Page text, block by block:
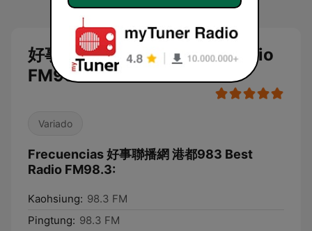
好事聯播網 港都983 Best Radio
FM98.3
Variado
Frecuencias 好事聯播網 港都983 Best
Radio FM98.3:
Kaohsiung: 98.3 FM
Pingtung: 98.3 FM